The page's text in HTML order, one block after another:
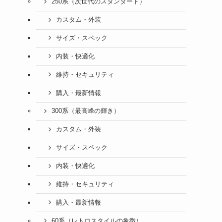
250系（次世代のスタンダード）
カスタム・外装
サイズ・スペック
内装・快適化
維持・セキュリティ
購入・最新情報
300系（最高峰の輝き）
カスタム・外装
サイズ・スペック
内装・快適化
維持・セキュリティ
購入・最新情報